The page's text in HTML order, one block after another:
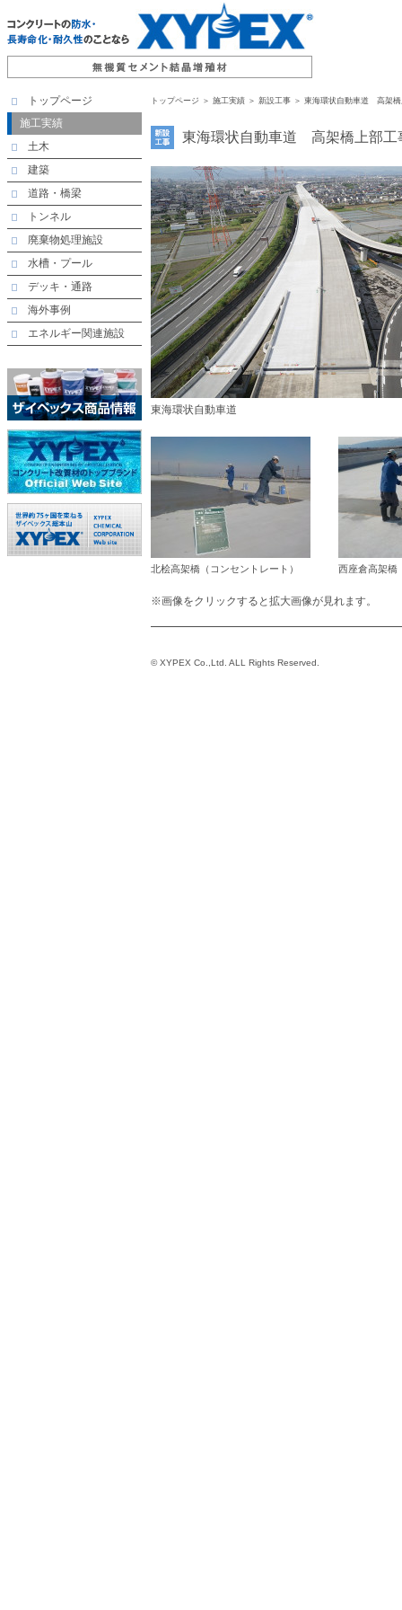
トップページ ＞ 施工実績 ＞ 新設工事 ＞ 東海環状自動車道 高架橋
東海環状自動車道 高架橋上部工
東海環状自動車道
北桧高架橋（コンセントレート） 西座倉高架橋
※画像をクリックすると拡大画像が見れます。
トップページ
施工実績
土木
建築
道路・橋梁
トンネル
廃棄物処理施設
水槽・プール
デッキ・通路
海外事例
エネルギー関連施設
© XYPEX Co.,Ltd. ALL Rights Reserved.